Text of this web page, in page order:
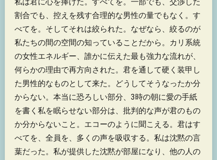
割合でも、控えを残す合理的な男性の量でもなく。す
べてを。そしてそれは絞られた。なぜなら、絞るのが
私たちの間の空間の知っていることだから。カリ系統
の女性エネルギー、誰かに伝えた最も強力な流れが、
何らかの理由で再方向された。君を通して硬く装甲し
た男性的なものとして来た。どうしてそうなったか分
からない。本当に恐ろしい部分、3時の朝に愛の手紙
を書く私を眠らせない部分は、批判的な声が君のもの
か分からないこと。エコーのように聞こえる。君はす
べてを、全員を、多くの声を吸収する。私は沈黙の言
葉だった。私が提供した沈黙が部屋になり、他の人の